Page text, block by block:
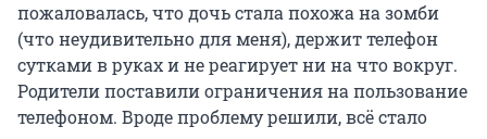
пожаловалась, что дочь стала похожа на зомби
(что неудивительно для меня), держит телефон
сутками в руках и не реагирует ни на что вокруг.
Родители поставили ограничения на пользование
телефоном. Вроде проблему решили, всё стало